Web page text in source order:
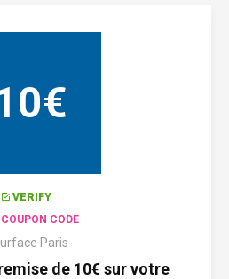
VERIFY
COUPON CODE
Paris
de 10€ sur votre